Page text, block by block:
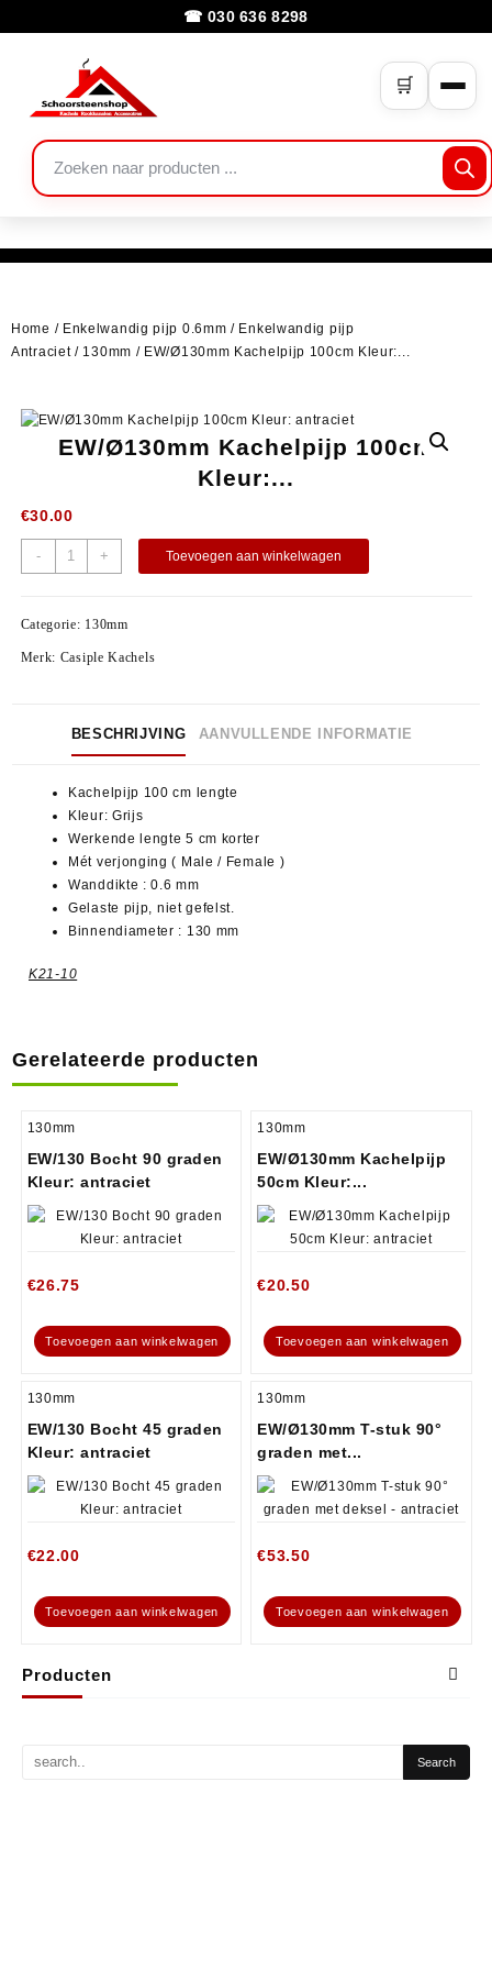
☎ 030 636 8298
🛒
Producten
Home / Enkelwandig pijp 0.6mm / Enkelwandig pijp
Antraciet/ 130mm / EW/Ø130mm Kachelpijp 100cm Kleur:...
EW/Ø130mm Kachelpijp 100cm
Kleur:...
€30.00
- + Toevoegen aan winkelwagen
Categorie: 130mm
Merk: Casiple Kachels
BESCHRIJVING AANVULLENDE INFORMATIE
Kachelpijp 100 cm lengte
Kleur: Grijs
Werkende lengte 5 cm korter
Mét verjonging ( Male / Female )
Wanddikte : 0.6 mm
Gelaste pijp, niet gefelst.
Binnendiameter : 130 mm
K21-10
Gerelateerde producten
130mm
EW/130 Bocht 90 graden
Kleur: antraciet
€26.75
Toevoegen aan winkelwagen
130mm
EW/Ø130mm Kachelpijp
50cm Kleur:...
€20.50
Toevoegen aan winkelwagen
130mm
EW/130 Bocht 45 graden
Kleur: antraciet
€22.00
Toevoegen aan winkelwagen
130mm
EW/Ø130mm T-stuk 90°
graden met...
€53.50
Toevoegen aan winkelwagen